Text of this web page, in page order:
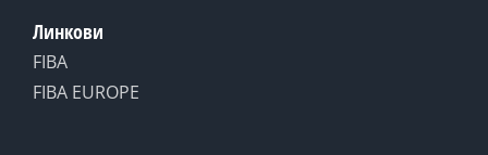
Линкови
FIBA
FIBA EUROPE